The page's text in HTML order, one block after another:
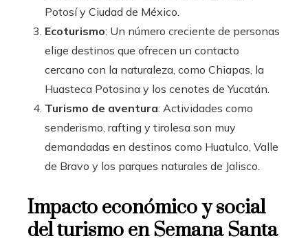
Potosí y Ciudad de México.
Ecoturismo: Un número creciente de personas
elige destinos que ofrecen un contacto
cercano con la naturaleza, como Chiapas, la
Huasteca Potosina y los cenotes de Yucatán.
Turismo de aventura: Actividades como
senderismo, rafting y tirolesa son muy
demandadas en destinos como Huatulco, Valle
de Bravo y los parques naturales de Jalisco.
Impacto económico y social
del turismo en Semana Santa